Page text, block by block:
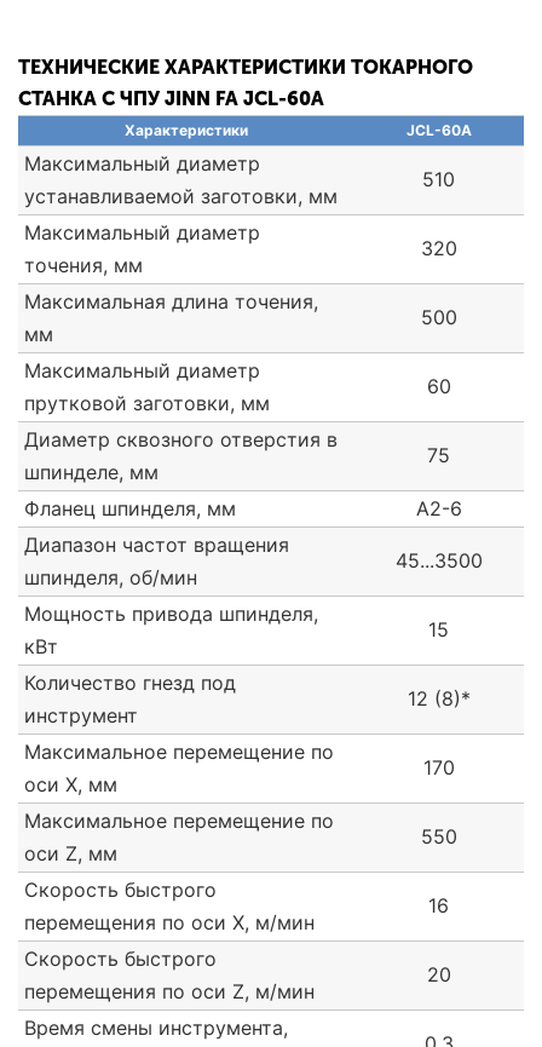
ТЕХНИЧЕСКИЕ ХАРАКТЕРИСТИКИ ТОКАРНОГО
СТАНКА С ЧПУ JINN FA JCL-60A
Характеристики JCL-60A
Максимальный диаметр
устанавливаемой заготовки, мм
510
Максимальный диаметр
точения, мм
320
Максимальная длина точения,
мм
500
Максимальный диаметр
прутковой заготовки, мм
60
Диаметр сквозного отверстия в
шпинделе, мм
75
Фланец шпинделя, мм
А2-6
Диапазон частот вращения
шпинделя, об/мин
45...3500
Мощность привода шпинделя,
кВт
15
Количество гнезд под
инструмент
12 (8)*
Максимальное перемещение по
оси X, мм
170
Максимальное перемещение по
оси Z, мм
550
Скорость быстрого
перемещения по оси X, м/мин
16
Скорость быстрого
перемещения по оси Z, м/мин
20
Время смены инструмента,